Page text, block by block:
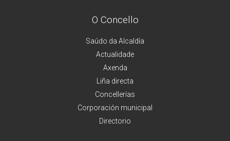
O Concello
Saúdo da Alcaldía
Actualidade
Axenda
Liña directa
Concellerías
Corporación municipal
Directorio